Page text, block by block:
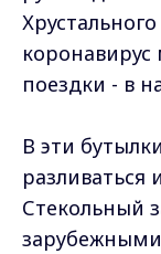
поездки - в
В эти
разливаться
Стекольный